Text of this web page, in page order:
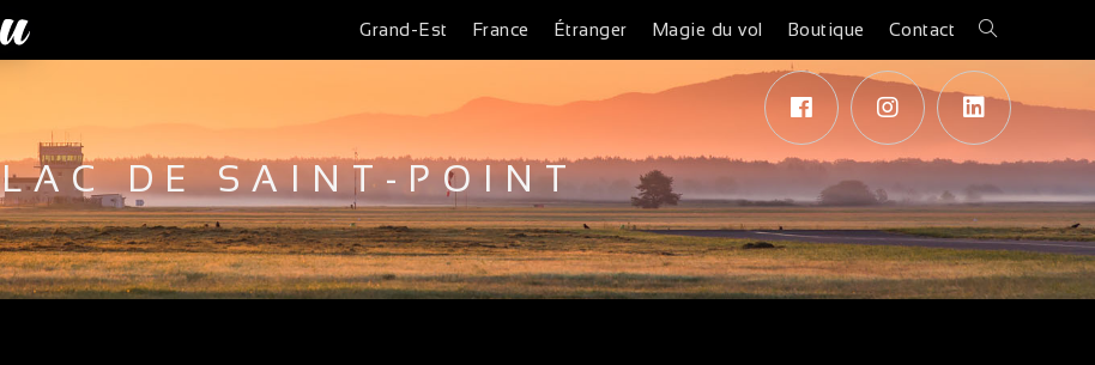
Grand-Est France Étranger Magie du vol Boutique Contact
LAC DE SAINT-POINT